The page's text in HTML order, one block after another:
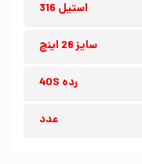
استیل 316
سایز 28 اینچ
رده 40S
عدد